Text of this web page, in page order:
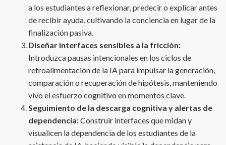
a los estudiantes a reflexionar, predecir o explicar antes
de recibir ayuda, cultivando la conciencia en lugar de la
finalización pasiva.
Diseñar interfaces sensibles a la fricción:
Introduzca pausas intencionales en los ciclos de
retroalimentación de la IA para impulsar la generación,
comparación o recuperación de hipótesis, manteniendo
vivo el esfuerzo cognitivo en momentos clave.
Seguimiento de la descarga cognitiva y alertas de
dependencia:Construir interfaces que midan y
visualicen la dependencia de los estudiantes de la